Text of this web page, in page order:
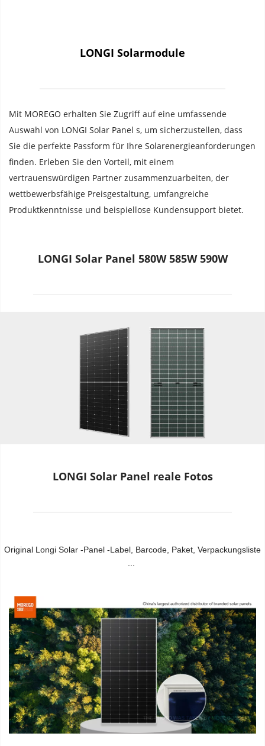
LONGI Solarmodule
Mit MOREGO erhalten Sie Zugriff auf eine umfassende
Auswahl von LONGI Solar Panel s, um sicherzustellen, dass
Sie die perfekte Passform für Ihre Solarenergieanforderungen
finden. Erleben Sie den Vorteil, mit einem
vertrauenswürdigen Partner zusammenzuarbeiten, der
wettbewerbsfähige Preisgestaltung, umfangreiche
Produktkenntnisse und beispiellose Kundensupport bietet.
LONGI Solar Panel 580W 585W 590W
LONGI Solar Panel reale Fotos
Original Longi Solar -Panel -Label, Barcode, Paket, Verpackungsliste
...